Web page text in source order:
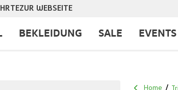
ZUR WEBSEITE
BEKLEIDUNG SALE EVENTS
Home